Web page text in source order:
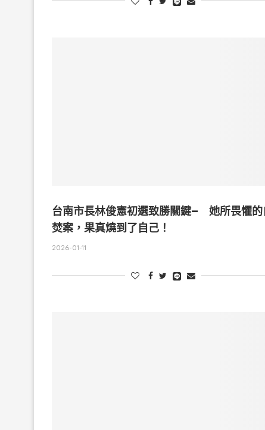
台南市長林俊憲初選致勝關鍵– 她所畏懼的
焚案，果真燒到了自己！
2026-01-11